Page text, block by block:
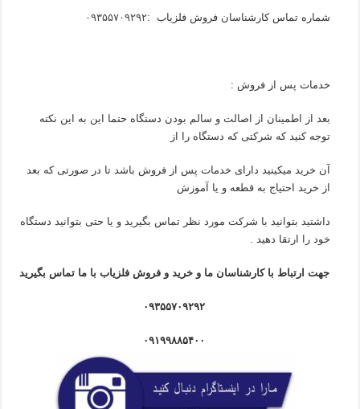
شماره تماس کارشناسان فروش فلزیاب :۰۹۳۵۵۷۰۹۲۹۲
خدمات پس از فروش :
بعد از اطمینان از اصالت و سالم بودن دستگاه حتما این به این نکته
توجه کنید که شرکتی که دستگاه را از
آن خرید میکینید دارای خدمات پس از فروش باشد تا در صورتی که بعد
از خرید احتیاج به قطعه و یا آموزش
داشتید بتوانید با شرکت مورد نظر تماس بگیرید و یا حتی بتوانید دستگاه
خود را ارتقا دهید .
جهت ارتباط با کارشناسان ما و خرید و فروش فلزیاب با ما تماس بگیرید
۰۹۳۵۵۷۰۹۲۹۲
۰۹۱۹۹۸۸۵۴۰۰